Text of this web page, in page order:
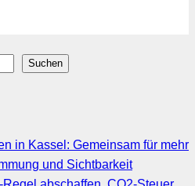
Suchen
in Kassel: Gemeinsam für mehr
und Sichtbarkeit